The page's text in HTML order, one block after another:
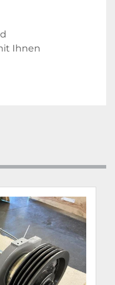
Ihnen